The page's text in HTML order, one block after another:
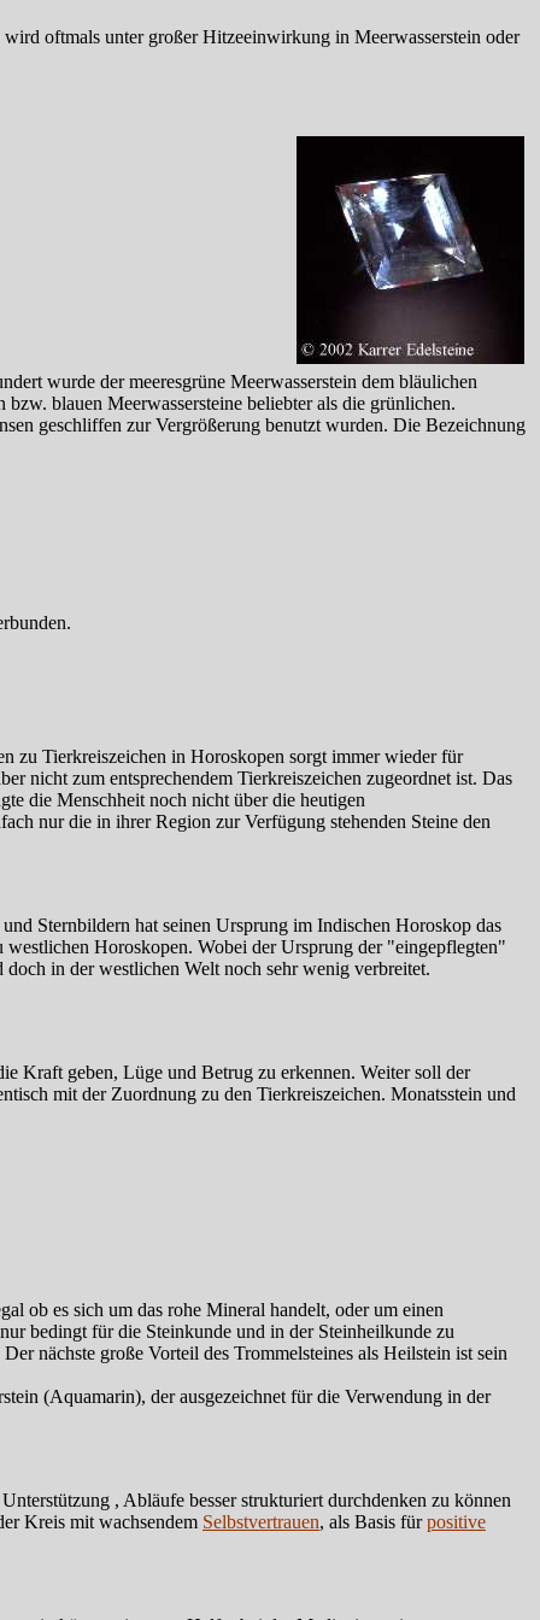
oftmals unter großer Hitzeeinwirkung in Meerwasserstein oder
wurde der meeresgrüne Meerwasserstein dem bläulichen
blauen Meerwassersteine beliebter als die grünlichen.
geschliffen zur Vergrößerung benutzt wurden. Die Bezeichnung
zu Tierkreiszeichen in Horoskopen sorgt immer wieder für
nicht zum entsprechendem Tierkreiszeichen zugeordnet ist. Das
die Menschheit noch nicht über die heutigen
nur die in ihrer Region zur Verfügung stehenden Steine den
Sternbildern hat seinen Ursprung im Indischen Horoskop das
westlichen Horoskopen. Wobei der Ursprung der "eingepflegten"
doch in der westlichen Welt noch sehr wenig verbreitet.
Kraft geben, Lüge und Betrug zu erkennen. Weiter soll der
mit der Zuordnung zu den Tierkreiszeichen. Monatsstein und
ob es sich um das rohe Mineral handelt, oder um einen
bedingt für die Steinkunde und in der Steinheilkunde zu
nächste große Vorteil des Trommelsteines als Heilstein ist sein
(Aquamarin), der ausgezeichnet für die Verwendung in der
, Abläufe besser strukturiert durchdenken zu können
Kreis mit wachsendem Selbstvertrauen, als Basis fürpositive